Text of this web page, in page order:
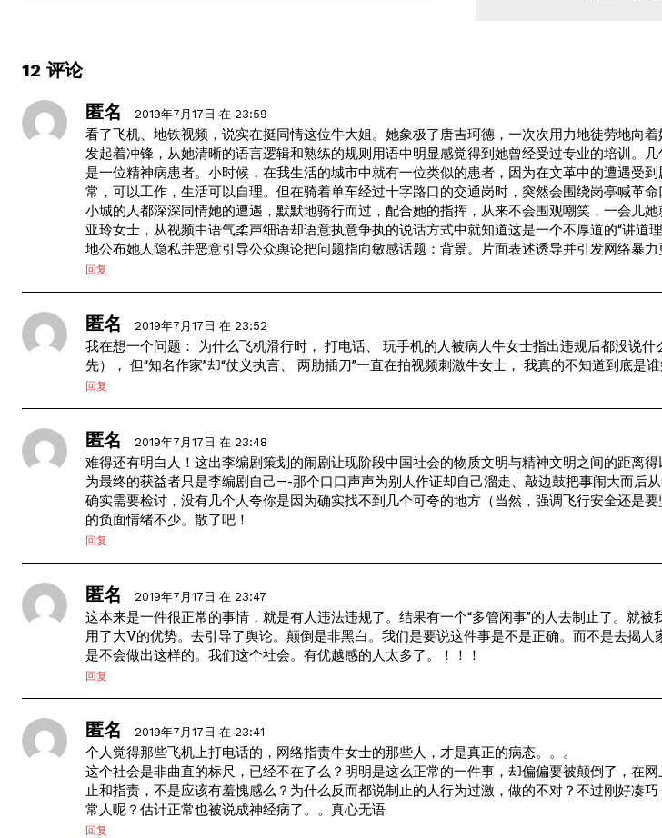
12 评论
匿名
2019年7月17日 在 23:59
看了飞机、地铁视频，说实在挺同情这位牛大姐。她象极了唐吉珂德，一次次用力地徒劳地向
发起着冲锋，从她清晰的语言逻辑和熟练的规则用语中明显感觉得到她曾经受过专业的培训。
是一位精神病患者。小时候，在我生活的城市中就有一位类似的患者，因为在文革中的遭遇受
常，可以工作，生活可以自理。但在骑着单车经过十字路口的交通岗时，突然会围绕岗亭喊革
小城的人都深深同情她的遭遇，默默地骑行而过，配合她的指挥，从来不会围观嘲笑，一会儿
亚玲女士，从视频中语气柔声细语却语意执意争执的说话方式中就知道这是一个不厚道的“讲道
地公布她人隐私并恶意引导公众舆论把问题指向敏感话题：背景。片面表述诱导并引发网络暴
回复
匿名 2019年7月17日 在 23:52
我在想一个问题： 为什么飞机滑行时， 打电话、 玩手机的人被病人牛女士指出违规后都没说
先）， 但“知名作家”却“仗义执言、 两肋插刀”一直在拍视频刺激牛女士， 我真的不知道到底是
回复
匿名 2019年7月17日 在 23:48
难得还有明白人！这出李编剧策划的闹剧让现阶段中国社会的物质文明与精神文明之间的距离
为最终的获益者只是李编剧自己—-那个口口声声为别人作证却自己溜走、敲边鼓把事闹大而后
确实需要检讨，没有几个人夸你是因为确实找不到几个可夸的地方（当然，强调飞行安全还是
的负面情绪不少。散了吧！
回复
匿名 2019年7月17日 在 23:47
这本来是一件很正常的事情，就是有人违法违规了。结果有一个“多管闲事”的人去制止了。就
用了大V的优势。去引导了舆论。颠倒是非黑白。我们是要说这件事是不是正确。而不是去揭人
是不会做出这样的。我们这个社会。有优越感的人太多了。！！！
回复
匿名 2019年7月17日 在 23:41
个人觉得那些飞机上打电话的，网络指责牛女士的那些人，才是真正的病态。。。
这个社会是非曲直的标尺，已经不在了么？明明是这么正常的一件事，却偏偏要被颠倒了，在
止和指责，不是应该有羞愧感么？为什么反而都说制止的人行为过激，做的不对？不过刚好凑
常人呢？估计正常也被说成神经病了。。真心无语
回复